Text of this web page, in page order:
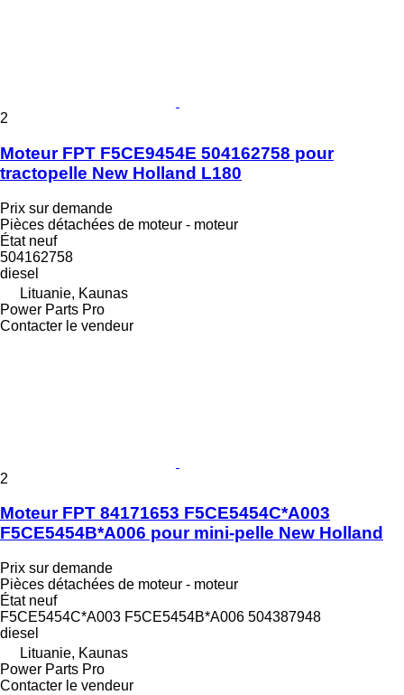
2
Moteur FPT F5CE9454E 504162758 pour
tractopelle New Holland L180
Prix sur demande
Pièces détachées de moteur - moteur
Étatneuf
504162758
diesel
Lituanie, Kaunas
Power Parts Pro
Contacter le vendeur
2
Moteur FPT 84171653 F5CE5454C*A003
F5CE5454B*A006 pour mini-pelle New Holland
Prix sur demande
Pièces détachées de moteur - moteur
Étatneuf
F5CE5454C*A003 F5CE5454B*A006 504387948
diesel
Lituanie, Kaunas
Power Parts Pro
Contacter le vendeur